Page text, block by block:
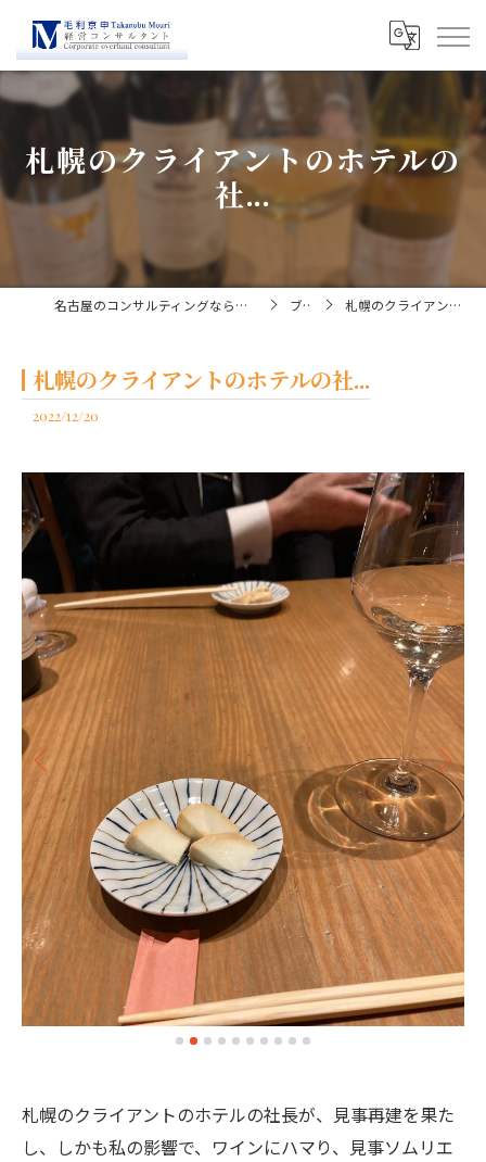
札幌のクライアントのホテルの
社...
名古屋のコンサルティングなら経営コンサルタント毛利京申 ブログ 札幌のクライアントのホテルの社...
札幌のクライアントのホテルの社...
2022/12/20
札幌のクライアントのホテルの社長が、見事再建を果た
し、しかも私の影響で、ワインにハマり、見事ソムリエ